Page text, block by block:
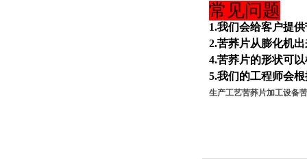
常见问题
1.我们会给客户提
2.苦荞片从膨化机
4.苦荞片的形状可
5.我们的工程师会
生产工艺苦荞片加工设备